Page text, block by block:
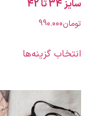
گزینه‌ها